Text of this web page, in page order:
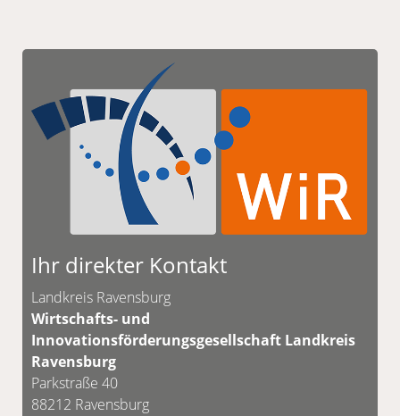
Ihr direkter Kontakt
Landkreis Ravensburg
Wirtschafts- und
Innovationsförderungsgesellschaft Landkreis
Ravensburg
Parkstraße 40
88212 Ravensburg